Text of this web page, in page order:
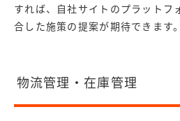
すれば、自社サイトのプラットフ
合した施策の提案が期待できます。
物流管理・在庫管理